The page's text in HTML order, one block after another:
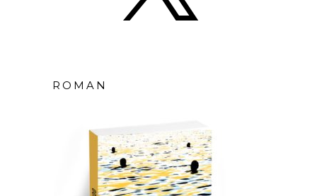
ROMAN